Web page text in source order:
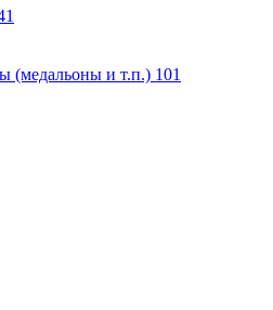
(медальоны и т.п.) 101